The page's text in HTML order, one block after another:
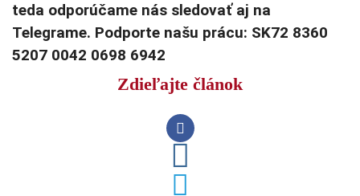
teda odporúčame nás sledovať aj na
Telegrame. Podporte našu prácu: SK72 8360
5207 0042 0698 6942
Zdieľajte článok